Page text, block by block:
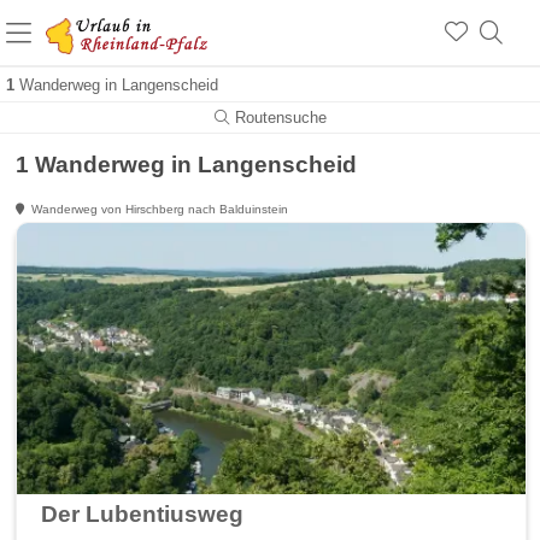
1 Wanderweg in Langenscheid
Routensuche
+1.500 Unterkünfte in Rheinland-Pfalz
+1.000 Sehenswürdigkeiten
1 Wanderweg in Langenscheid
Wanderweg von Hirschberg nach Balduinstein
Der Lubentiusweg